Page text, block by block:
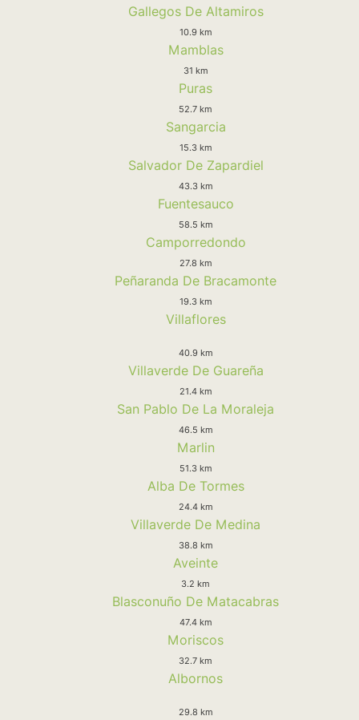
Gallegos De Altamiros
10.9 km
Mamblas
31 km
Puras
52.7 km
Sangarcia
15.3 km
Salvador De Zapardiel
43.3 km
Fuentesauco
58.5 km
Camporredondo
27.8 km
Peñaranda De Bracamonte
19.3 km
Villaflores
40.9 km
Villaverde De Guareña
21.4 km
San Pablo De La Moraleja
46.5 km
Marlin
51.3 km
Alba De Tormes
24.4 km
Villaverde De Medina
38.8 km
Aveinte
3.2 km
Blasconuño De Matacabras
47.4 km
Moriscos
32.7 km
Albornos
29.8 km